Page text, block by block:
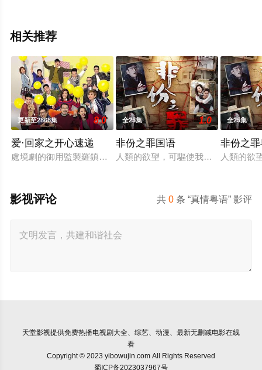
相关推荐
更新至2868集 8.0
爱·回家之开心速递
處境劇的御用監製羅鎮岳已經準備開拍新一套處境劇，暫定叫
全25集 1.0
非份之罪国语
人類的欲望，可驅使我們超越自我
全25集
非份之
人類的欲
共0 条 “真情粤语” 影评
影视评论
天堂影视提供免费热播电视剧大全、综艺、动漫、最新无删减电影在线
看
Copyright © 2023 yibowujin.com All Rights Reserved
蜀ICP备2023037967号